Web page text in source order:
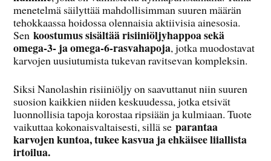
menetelmä säilyttää mahdollisimman suuren määrän
tehokkaassa hoidossa olennaisia aktiivisia ainesosia.
Senkoostumus sisältää risiiniöljyhappoa sekä
omega-3- ja omega-6-rasvahapoja, jotka muodostavat
karvojen uusiutumista tukevan ravitsevan kompleksin.
Siksi Nanolashin risiiniöljy on saavuttanut niin suuren
suosion kaikkien niiden keskuudessa, jotka etsivät
luonnollisia tapoja korostaa ripsiään ja kulmiaan. Tuote
vaikuttaa kokonaisvaltaisesti, sillä separantaa
karvojen kuntoa, tukee kasvua ja ehkäisee liiallista
irtoilua.